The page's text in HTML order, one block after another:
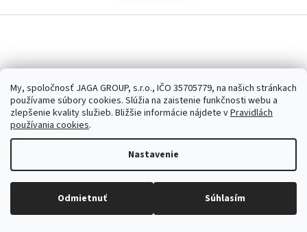
My, spoločnosť JAGA GROUP, s.r.o., IČO 35705779, na našich stránkach
používame súbory cookies. Slúžia na zaistenie funkčnosti webu a
zlepšenie kvality služieb. Bližšie informácie nájdete vPravidlách
používania cookies.
Nastavenie
Odmietnuť Súhlasím
nastavenie cookies